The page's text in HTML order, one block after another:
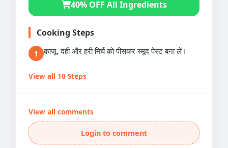
40% OFF All Ingredients
Cooking Steps
1 काजू, दही और हरी मिर्च को पीसकर स्मूद पेस्ट बना लें।
View all 10 Steps
View all comments
Login to comment